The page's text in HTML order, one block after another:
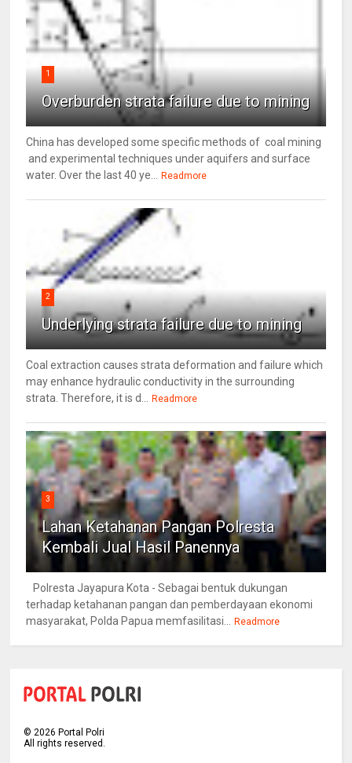
1
Overburden strata failure due to mining
China has developed some specific methods of coal mining
and experimental techniques under aquifers and surface
water. Over the last 40 ye... Readmore
2
Underlying strata failure due to mining
Coal extraction causes strata deformation and failure which
may enhance hydraulic conductivity in the surrounding
strata. Therefore, it is d... Readmore
3
Lahan Ketahanan Pangan Polresta
Kembali Jual Hasil Panennya
Polresta Jayapura Kota - Sebagai bentuk dukungan
terhadap ketahanan pangan dan pemberdayaan ekonomi
masyarakat, Polda Papua memfasilitasi... Readmore
©2026 Portal Polri
All rights reserved.